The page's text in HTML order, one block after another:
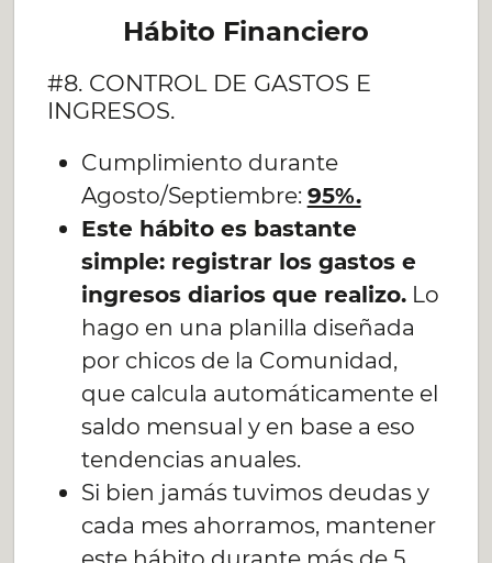
Hábito Financiero
#8. CONTROL DE GASTOS E
INGRESOS.
Cumplimiento durante
Agosto/Septiembre: 95%.
Este hábito es bastante
simple: registrar los gastos e
ingresos diarios que realizo.Lo
hago en una planilla diseñada
por chicos de la Comunidad,
que calcula automáticamente el
saldo mensual y en base a eso
tendencias anuales.
Si bien jamás tuvimos deudas y
cada mes ahorramos, mantener